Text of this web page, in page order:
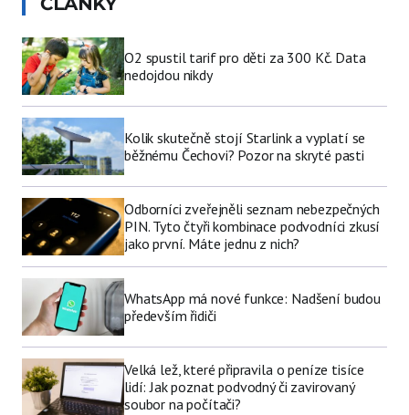
O2 spustil tarif pro děti za 300 Kč. Data
nedojdou nikdy
Kolik skutečně stojí Starlink a vyplatí se
běžnému Čechovi? Pozor na skryté pasti
Odborníci zveřejněli seznam nebezpečných
PIN. Tyto čtyři kombinace podvodníci zkusí
jako první. Máte jednu z nich?
WhatsApp má nové funkce: Nadšení budou
především řidiči
Velká lež, které připravila o peníze tisíce
lidí: Jak poznat podvodný či zavirovaný
soubor na počítači?